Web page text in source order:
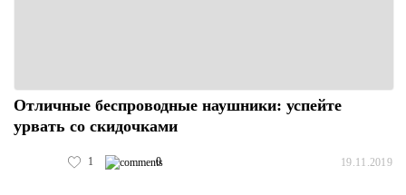
Отличные беспроводные наушники: успейте
урвать со скидочками
1 0 19.11.2019